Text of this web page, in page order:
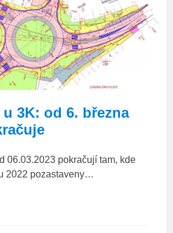
3K_situace
3K: od 6. března
06.03.2023 pokračují tam, kde
2022 pozastaveny…